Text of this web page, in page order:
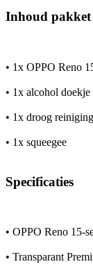
Inhoud pakket
• 1x OPPO Reno
• 1x alcohol doekje
• 1x droog
• 1x squeegee
Specificaties
• OPPO Reno 15-
• Transparant